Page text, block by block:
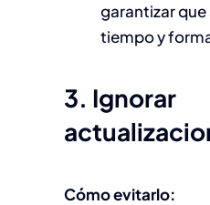
garantizar que
tiempo y
3. Ignorar
Cómo evitarlo: